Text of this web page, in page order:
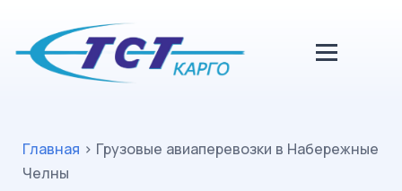
Главная > Грузовые авиаперевозки в Набережные
Челны